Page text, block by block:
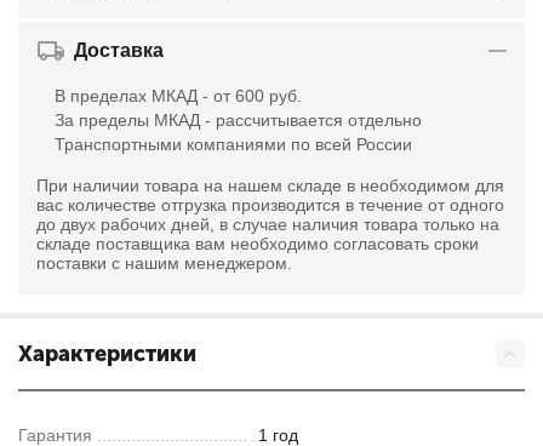
Доставка
В пределах МКАД - от 600 руб.
За пределы МКАД - рассчитывается отдельно
Транспортными компаниями по всей России
При наличии товара на нашем складе в необходимом для
вас количестве отгрузка производится в течение от одного
до двух рабочих дней, в случае наличия товара только на
складе поставщика вам необходимо согласовать сроки
поставки с нашим менеджером.
Характеристики
Гарантия 1 год